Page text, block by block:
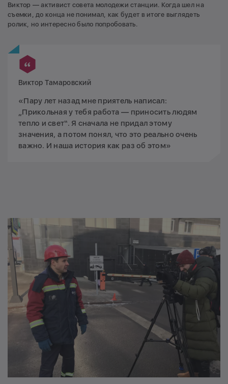
Виктор — активист совета молодежи станции. Когда шел на
съемки, до конца не понимал, как будет в итоге выглядеть
ролик, но интересно было попробовать.
Виктор Тамаровский
«Пару лет назад мне приятель написал:
„Прикольная у тебя работа — приносить людям
тепло и свет“. Я сначала не придал этому
значения, а потом понял, что это реально очень
важно. И наша история как раз об этом»